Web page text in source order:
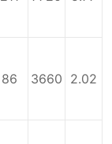
86 3660 2.02